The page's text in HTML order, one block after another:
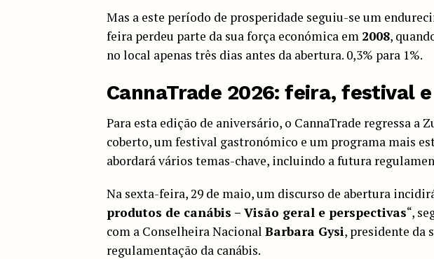
Mas a este período de prosperidade seguiu-se um
feira perdeu parte da sua força económica em 2008,
no local apenas três dias antes da abertura. 0,3% para 1%.
CannaTrade 2026: feira, festival
Para esta edição de aniversário, o CannaTrade regressa a
coberto, um festival gastronómico e um programa mais
abordará vários temas-chave, incluindo a futura
Na sexta-feira, 29 de maio, um discurso de abertura
produtos de canábis – Visão geral e perspectivas“,
com a Conselheira Nacional Barbara Gysi, presidente da
regulamentação da canábis.